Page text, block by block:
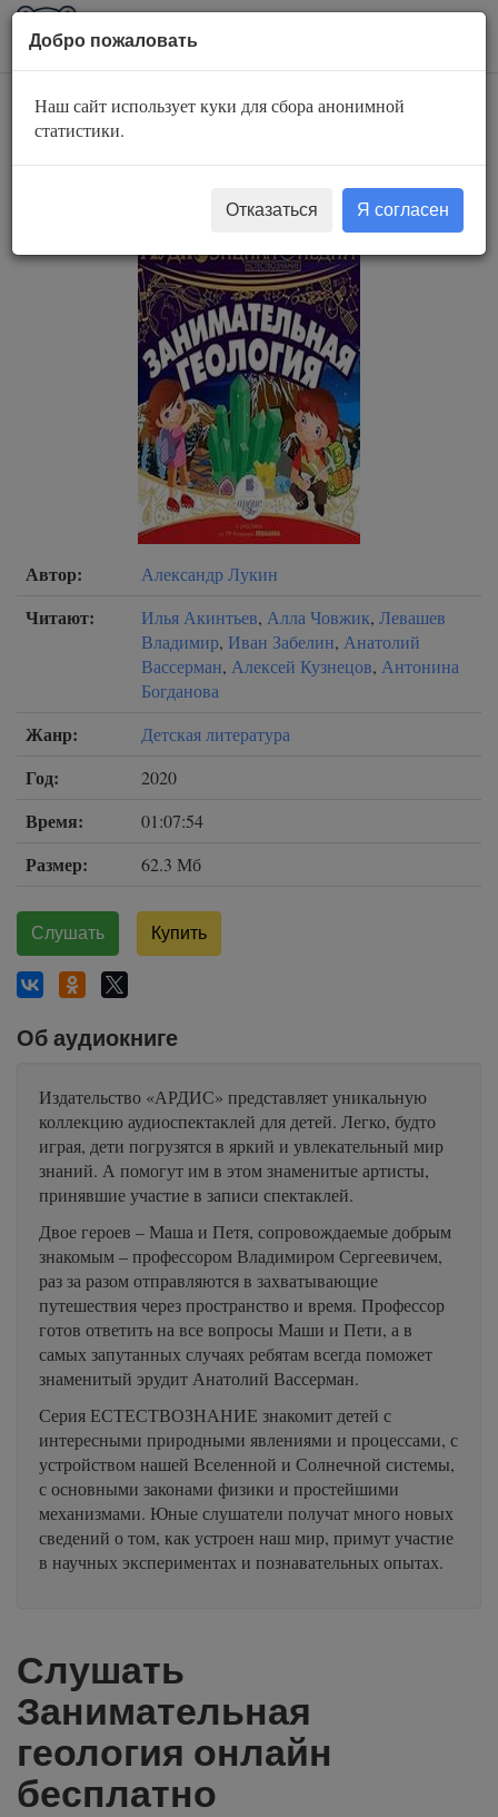
AuBook.org
Занимательная
геология
Автор: Александр Лукин
Читают: Илья Акинтьев, Алла Човжик, Левашев
Владимир, Иван Забелин, Анатолий
Вассерман, Алексей Кузнецов, Антонина
Богданова
Жанр: Детская литература
Год: 2020
Время: 01:07:54
Размер: 62.3 Мб
Слушать Купить
Об аудиокниге
Издательство «АРДИС» представляет уникальную
коллекцию аудиоспектаклей для детей. Легко, будто
играя, дети погрузятся в яркий и увлекательный мир
знаний. А помогут им в этом знаменитые артисты,
принявшие участие в записи спектаклей.
Двое героев – Маша и Петя, сопровождаемые добрым
знакомым – профессором Владимиром Сергеевичем,
раз за разом отправляются в захватывающие
путешествия через пространство и время. Профессор
готов ответить на все вопросы Маши и Пети, а в
самых запутанных случаях ребятам всегда поможет
знаменитый эрудит Анатолий Вассерман.
Серия ЕСТЕСТВОЗНАНИЕ знакомит детей с
интересными природными явлениями и процессами, с
устройством нашей Вселенной и Солнечной системы,
с основными законами физики и простейшими
механизмами. Юные слушатели получат много новых
сведений о том, как устроен наш мир, примут участие
в научных экспериментах и познавательных опытах.
Слушать
Занимательная
геология онлайн
бесплатно
Добро пожаловать
Наш сайт использует куки для сбора анонимной
статистики.
Отказаться Я согласен